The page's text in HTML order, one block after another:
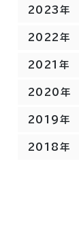
2023年
2022年
2021年
2020年
2019年
2018年